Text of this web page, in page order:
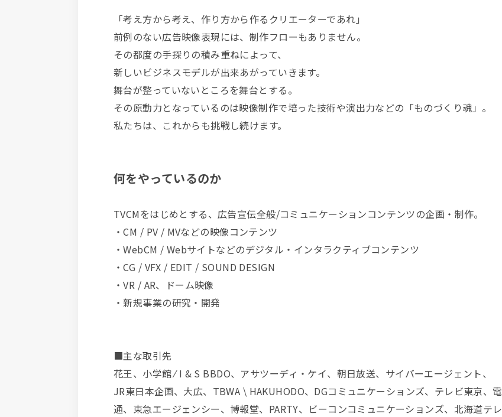
「考え方から考え、作り方から作るクリエーターであれ」
前例のない広告映像表現には、制作フローもありません。
その都度の手探りの積み重ねによって、
新しいビジネスモデルが出来あがっていきます。
舞台が整っていないところを舞台とする。
その原動力となっているのは映像制作で培った技術や演出力などの「ものづくり魂」。
私たちは、これからも挑戦し続けます。
何をやっているのか
TVCMをはじめとする、広告宣伝全般/コミュニケーションコンテンツの企画・制作。
・CM / PV / MVなどの映像コンテンツ
・WebCM / Webサイトなどのデジタル・インタラクティブコンテンツ
・CG / VFX / EDIT / SOUND DESIGN
・VR / AR、ドーム映像
・新規事業の研究・開発
■主な取引先
花王、小学館 ⁄ I & S BBDO、アサツーディ・ケイ、朝日放送、サイバーエージェント、
JR東日本企画、大広、TBWA \ HAKUHODO、DGコミュニケーションズ、テレビ東京、電
通、東急エージェンシー、博報堂、PARTY、ビーコンコミュニケーションズ、北海道テレ